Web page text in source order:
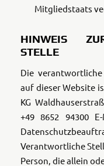
Mitgliedstaats
HINWEIS
STELLE
Die
auf dieser Website
KG
+49 8652 94300E-
Verantwortliche
Person, die allein